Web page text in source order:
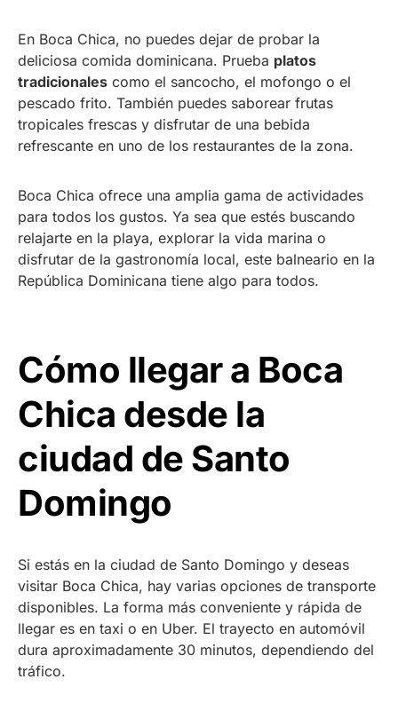
En Boca Chica, no puedes dejar de probar la
deliciosa comida dominicana. Prueba platos
tradicionales como el sancocho, el mofongo o el
pescado frito. También puedes saborear frutas
tropicales frescas y disfrutar de una bebida
refrescante en uno de los restaurantes de la zona.
Boca Chica ofrece una amplia gama de actividades
para todos los gustos. Ya sea que estés buscando
relajarte en la playa, explorar la vida marina o
disfrutar de la gastronomía local, este balneario en la
República Dominicana tiene algo para todos.
Cómo llegar a Boca
Chica desde la
ciudad de Santo
Domingo
Si estás en la ciudad de Santo Domingo y deseas
visitar Boca Chica, hay varias opciones de transporte
disponibles. La forma más conveniente y rápida de
llegar es en taxi o en Uber. El trayecto en automóvil
dura aproximadamente 30 minutos, dependiendo del
tráfico.